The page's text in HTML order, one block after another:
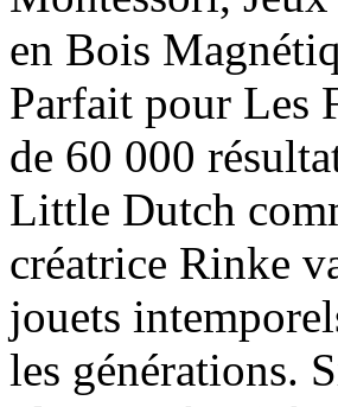
en Bois
Parfait pour Les
de 60 000
Little Dutch
créatrice Rinke
jouets
les générations.